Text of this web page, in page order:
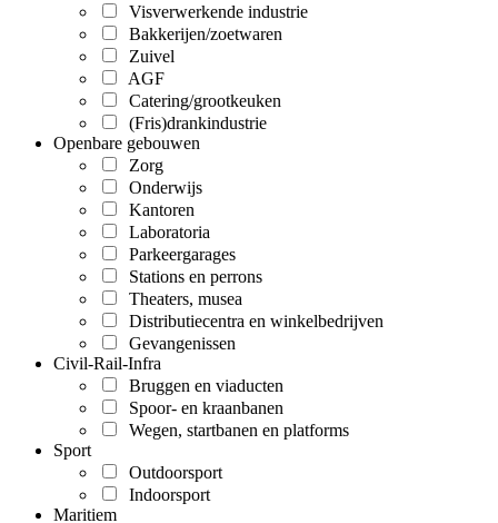
Visverwerkende industrie
Bakkerijen/zoetwaren
Zuivel
AGF
Catering/grootkeuken
(Fris)drankindustrie
Openbare gebouwen
Zorg
Onderwijs
Kantoren
Laboratoria
Parkeergarages
Stations en perrons
Theaters, musea
Distributiecentra en winkelbedrijven
Gevangenissen
Civil-Rail-Infra
Bruggen en viaducten
Spoor- en kraanbanen
Wegen, startbanen en platforms
Sport
Outdoorsport
Indoorsport
Maritiem